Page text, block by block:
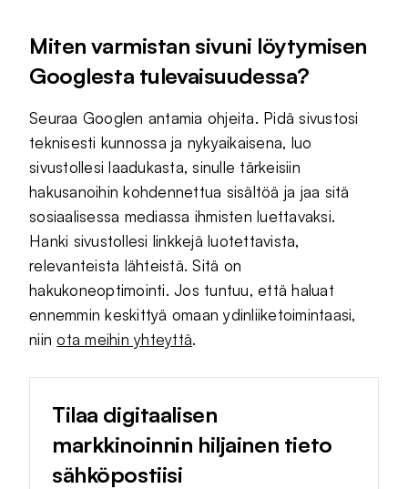
Miten varmistan sivuni löytymisen
Googlesta tulevaisuudessa?
Seuraa Googlen antamia ohjeita. Pidä sivustosi
teknisesti kunnossa ja nykyaikaisena, luo
sivustollesi laadukasta, sinulle tärkeisiin
hakusanoihin kohdennettua sisältöä ja jaa sitä
sosiaalisessa mediassa ihmisten luettavaksi.
Hanki sivustollesi linkkejä luotettavista,
relevanteista lähteistä. Sitä on
hakukoneoptimointi. Jos tuntuu, että haluat
ennemmin keskittyä omaan ydinliiketoimintaasi,
niinota meihin yhteyttä.
Tilaa digitaalisen
markkinoinnin hiljainen tieto
sähköpostiisi